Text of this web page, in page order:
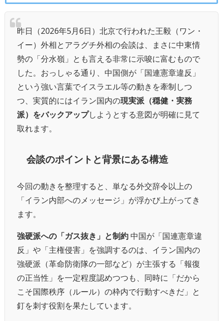
昨日（2026年5月6日）北京で行われた王毅（ワン・
イー）外相とアラグチ外相の会談は、まさに中東情
勢の「分水嶺」とも言える非常に示唆に富むもので
した。おっしゃる通り、中国側が「国連憲章違反」
という強い言葉でイスラエル等の動きを牽制しつ
つ、実質的にはイラン国内の現実派（穏健・実務
派）をバックアップしようとする意図が明確に見て
取れます。
会談のポイントと背景にある構造
今回の動きを整理すると、単なる外交辞令以上の
「イラン内部へのメッセージ」が浮かび上がってき
ます。
強硬派への「ガス抜き」と制約 中国が「国連憲章違
反」や「主権侵害」を強調するのは、イラン国内の
強硬派（革命防衛隊の一部など）が主張する「報復
の正当性」を一定程度認めつつも、同時に「だから
こそ国際秩序（ルール）の枠内で行動すべきだ」と
釘を刺す役割を果たしています。